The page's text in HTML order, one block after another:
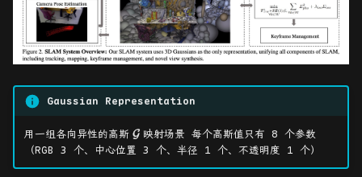
VGGT-SLAM
VGGT-Long
AnyCam
PAGE-4D
Gaussian Representation
用一组各向异性的高斯 \mathcal{G}
G 映射场景 每个高斯值只有 8 个参数
（RGB 3 个、中心位置 3 个、半径 1 个、不透明度 1 个）